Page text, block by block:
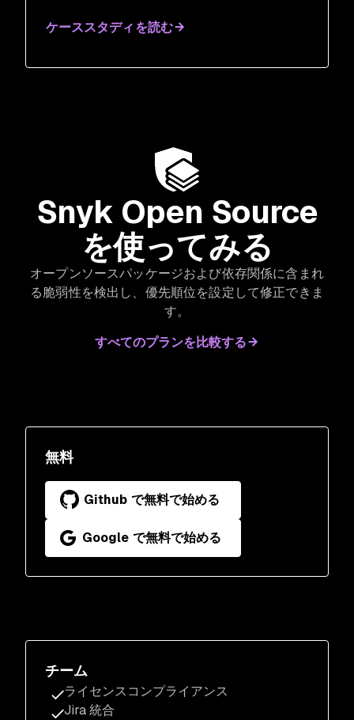
ケーススタディを読む
Snyk Open Source
を使ってみる
オープンソースパッケージおよび依存関係に含まれ
る脆弱性を検出し、優先順位を設定して修正できま
す。
すべてのプランを比較する
無料
Github で無料で始める
Google で無料で始める
チーム
ライセンスコンプライアンス
Jira 統合